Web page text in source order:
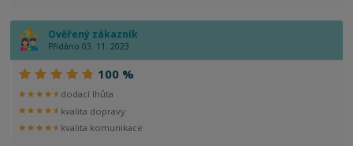
Ověřený zákazník
Přidáno 03. 11. 2023
100 %
dodací lhůta
kvalita dopravy
kvalita komunikace